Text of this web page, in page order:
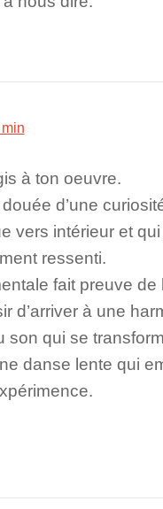
à ton oeuvre.
d’une
vers intérieur et
ressenti.
fait preuve
d’arriver à une
son qui se
danse lente qui